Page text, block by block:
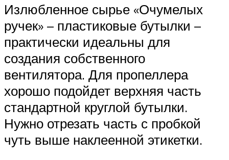
Излюбленное сырье «Очумелых
ручек» – пластиковые бутылки –
практически идеальны для
создания собственного
вентилятора. Для пропеллера
хорошо подойдет верхняя часть
стандартной круглой бутылки.
Нужно отрезать часть с пробкой
чуть выше наклеенной этикетки.